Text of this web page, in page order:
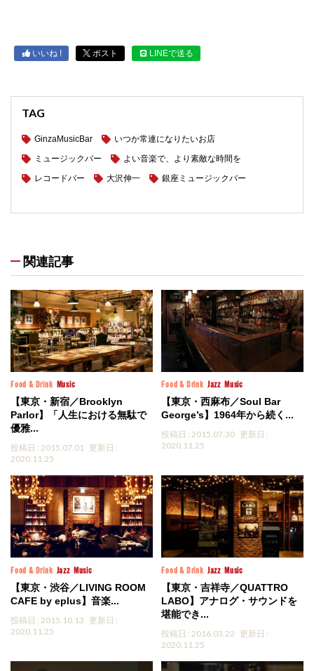
いいね ! ポスト LINEで送る
TAG
GinzaMusicBar
いつか常連になりたいお店
ミュージックバー
よい音楽で、より素敵な時間を
レコードバー
大沢伸一 銀座ミュージックバー
関連記事
Food & Drink Music
【東京・新宿／Brooklyn
Parlor】「人生における無駄で
優雅...
投稿日 : 2015.07.01 更新日 :
2020.11.25
Food & Drink Jazz Music
【東京・西麻布／Soul Bar
George’s】1964年から続く...
投稿日 : 2015.07.30 更新日 :
2020.11.25
Food & Drink Jazz Music
【東京・渋谷／LIVING ROOM
CAFE by eplus】音楽...
投稿日 : 2015.10.13 更新日 :
2020.11.25
Food & Drink Jazz Music
【東京・吉祥寺／QUATTRO
LABO】アナログ・サウンドを
堪能でき...
投稿日 : 2016.03.22 更新日 :
2020.11.25